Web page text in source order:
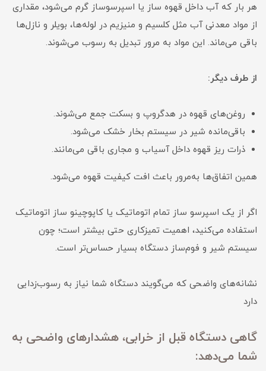
هر بار که آب داخل قهوه ساز یا اسپرسوساز گرم می‌شود، مقداری
از مواد معدنی آب مثل کلسیم و منیزیم در لوله‌ها، بویلر و نازل‌ها
باقی می‌ماند. این مواد به مرور تبدیل به رسوب می‌شوند.
از طرف دیگر:
روغن‌های قهوه در هدگروپ و بسکت جمع می‌شوند.
باقی‌مانده شیر در سیستم بخار خشک می‌شود.
ذرات ریز قهوه داخل آسیاب و مجاری باقی می‌مانند.
همین اتفاق‌ها به‌مرور باعث افت کیفیت قهوه می‌شود.
اگر از یک اسپرسو ساز تمام اتوماتیک یا کاپوچینو ساز اتوماتیک
استفاده می‌کنید، اهمیت تمیزکاری حتی بیشتر است؛ چون
سیستم شیر و فوم‌ساز دستگاه بسیار حساس‌تر است.
نشانه‌های واضحی که می‌گویند دستگاه شما نیاز به رسوب‌زدایی
دارد
گاهی دستگاه قبل از خرابی، هشدارهای واضحی به
شما می‌دهد: